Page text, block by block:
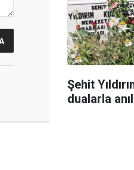
Şehit
dualarla